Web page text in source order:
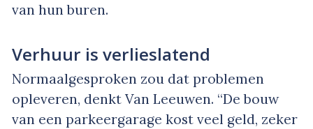
van hun buren.
Verhuur is verlieslatend
Normaalgesproken zou dat problemen
opleveren, denkt Van Leeuwen. “De bouw
van een parkeergarage kost veel geld, zeker